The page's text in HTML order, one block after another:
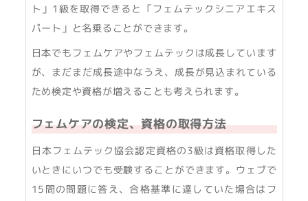
ト」1級を取得できると「フェムテックシニアエキス
パート」と名乗ることができます。
日本でもフェムケアやフェムテックは成長しています
が、まだまだ成長途中なうえ、成長が見込まれている
ため検定や資格が増えることも考えられます。
フェムケアの検定、資格の取得方法
日本フェムテック協会認定資格の3級は資格取得した
いときにいつでも受験することができます。ウェブで
15問の問題に答え、合格基準に達していた場合はフ